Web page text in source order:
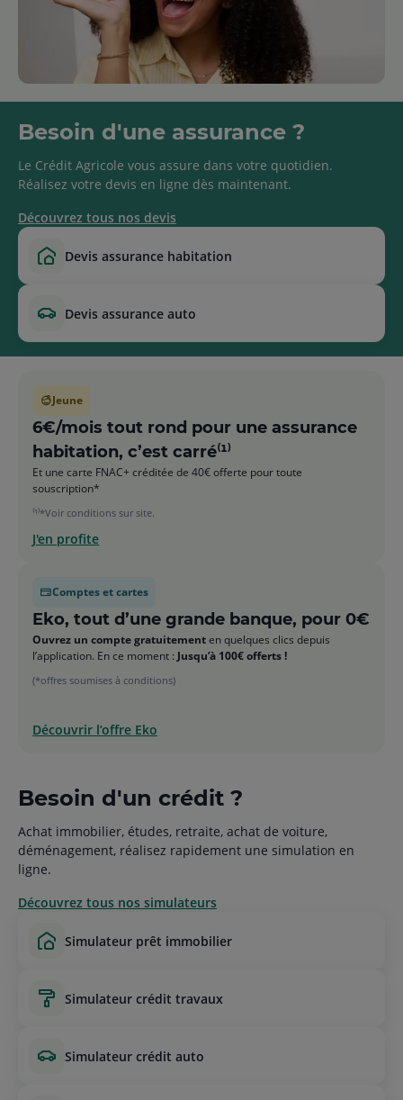
Besoin d'une assurance ?
Le Crédit Agricole vous assure dans votre quotidien.
Réalisez votre devis en ligne dès maintenant.
Découvrez tous nos devis
devis assurance habitation
devis assurance auto
Jeune
6€/mois tout rond pour une assurance
habitation, c’est carré⁽¹⁾
Et une carte FNAC+ créditée de 40€ offerte pour toute
souscription*
⁽¹⁾*Voir conditions sur site.
J'en profite
Comptes et cartes
Eko, tout d’une grande banque, pour 0€
Ouvrez un compte gratuitementen quelques clics depuis
l’application. En ce moment : Jusqu’à 100€ offerts !
(*offres soumises à conditions)
Découvrir l’offre Eko
Besoin d'un crédit ?
Achat immobilier, études, retraite, achat de voiture,
déménagement, réalisez rapidement une simulation en
ligne.
Découvrez tous nos simulateurs
simulateur prêt immobilier
simulateur crédit travaux
simulateur crédit auto